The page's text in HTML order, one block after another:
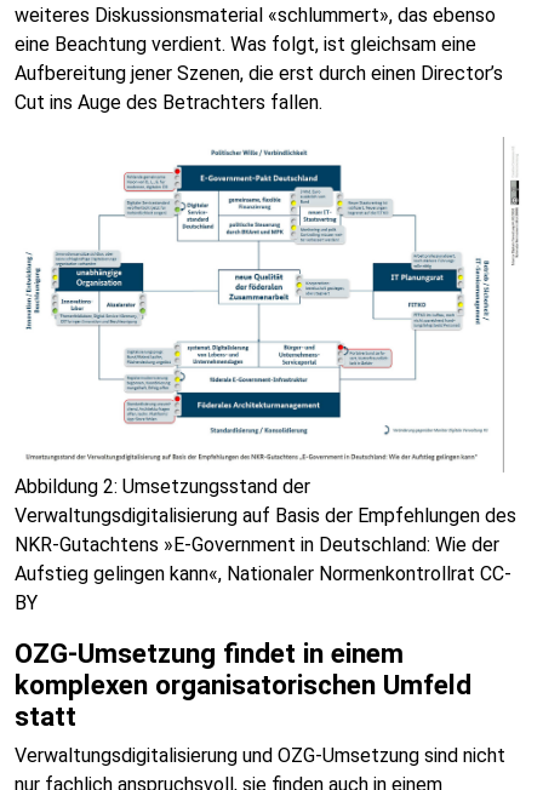
weiteres Diskussionsmaterial «schlummert», das ebenso
eine Beachtung verdient. Was folgt, ist gleichsam eine
Aufbereitung jener Szenen, die erst durch einen Director’s
Cut ins Auge des Betrachters fallen.
Abbildung 2: Umsetzungsstand der
Verwaltungsdigitalisierung auf Basis der Empfehlungen des
NKR-Gutachtens »E-Government in Deutschland: Wie der
Aufstieg gelingen kann«, Nationaler Normenkontrollrat CC-
BY
OZG-Umsetzung findet in einem
komplexen organisatorischen Umfeld
statt
Verwaltungsdigitalisierung und OZG-Umsetzung sind nicht
nur fachlich anspruchsvoll, sie finden auch in einem